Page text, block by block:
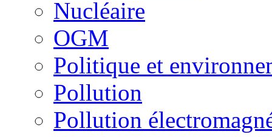
Nucléaire
OGM
Politique et
Pollution
Pollution